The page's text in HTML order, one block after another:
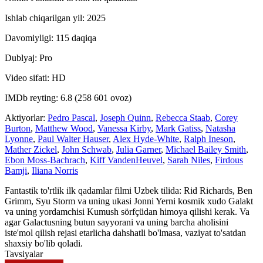
Ishlab chiqarilgan yil: 2025
Davomiyligi: 115 daqiqa
Dublyaj: Pro
Video sifati: HD
IMDb reyting: 6.8 (258 601 ovoz)
Aktiyorlar: Pedro Pascal, Joseph Quinn, Rebecca Staab, Corey
Burton, Matthew Wood, Vanessa Kirby, Mark Gatiss, Natasha
Lyonne, Paul Walter Hauser, Alex Hyde-White, Ralph Ineson,
Mather Zickel, John Schwab, Julia Garner, Michael Bailey Smith,
Ebon Moss-Bachrach, Kiff VandenHeuvel, Sarah Niles, Firdous
Bamji, Iliana Norris
Fantastik to'rtlik ilk qadamlar filmi Uzbek tilida: Rid Richards, Ben
Grimm, Syu Storm va uning ukasi Jonni Yerni kosmik xudo Galakt
va uning yordamchisi Kumush sörfçüdan himoya qilishi kerak. Va
agar Galactusning butun sayyorani va uning barcha aholisini
iste'mol qilish rejasi etarlicha dahshatli bo'lmasa, vaziyat to'satdan
shaxsiy bo'lib qoladi.
Tavsiyalar